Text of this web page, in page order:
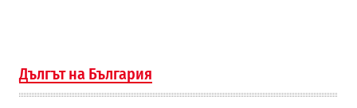
Дългът на България